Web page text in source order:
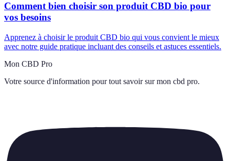
Comment bien choisir son produit CBD bio pour
vos besoins
Apprenez à choisir le produit CBD bio qui vous convient le mieux
avec notre guide pratique incluant des conseils et astuces essentiels.
Mon CBD Pro
Votre source d'information pour tout savoir sur mon cbd pro.